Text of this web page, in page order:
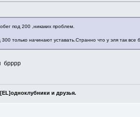
под 200 ,никаких проблем.
только начинают уставать.Странно что у эля так все
брррр
и друзья.